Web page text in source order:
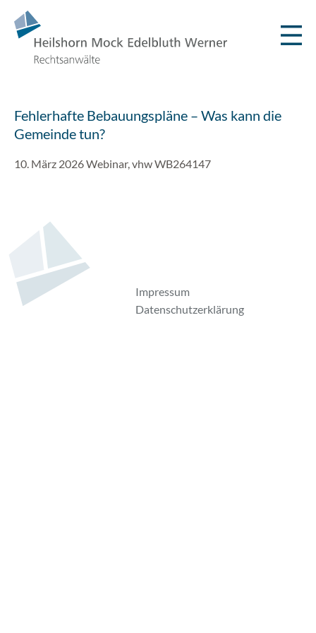
Fehlerhafte Bebauungspläne – Was kann die
Gemeinde tun?
10. März 2026 Webinar, vhw WB264147
Impressum
Datenschutzerklärung